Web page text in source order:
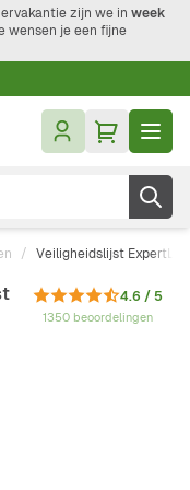
zijn we in week
wensen je een fijne
/ Veiligheidslijst
4.6 / 5
1350 beoordelingen